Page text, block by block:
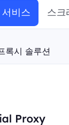
비스 스크
록시 솔루션
Proxy